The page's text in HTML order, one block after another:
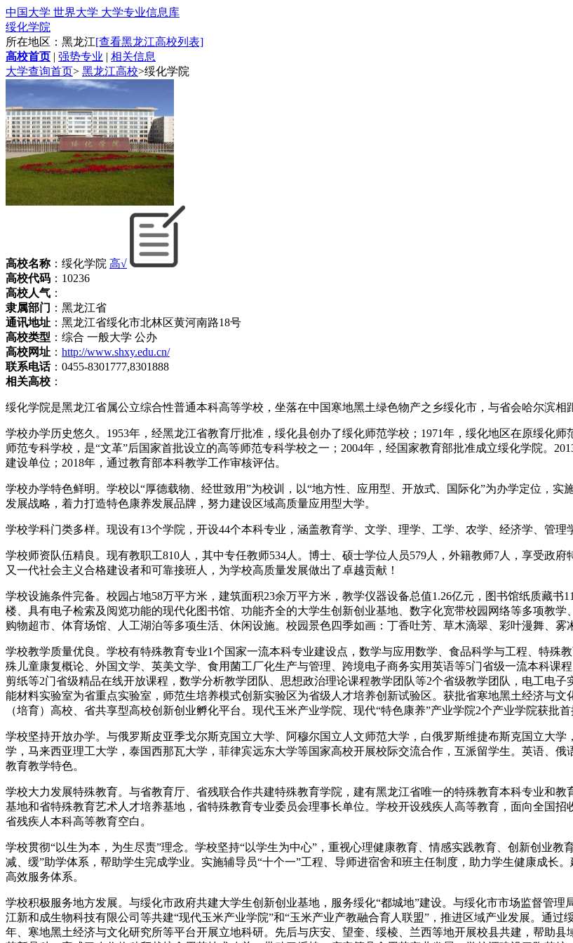
中国大学 世界大学 大学专业信息库
绥化学院
所在地区：黑龙江[查看黑龙江高校列表]
高校首页 | 强势专业 | 相关信息
大学查询首页> 黑龙江高校>绥化学院
高校名称：绥化学院 高√
高校代码 ：10236
高校人气 ：
隶属部门 ：黑龙江省
通讯地址 ：黑龙江省绥化市北林区黄河南路18号
高校类型 ：综合 一般大学 公办
高校网址 ： http://www.shxy.edu.cn/
联系电话：0455-8301777,8301888
相关高校 ：
绥化学院是黑龙江省属公立综合性普通本科高等学校，坐落在中国寒地黑土绿色物产之乡绥化市，与省会哈尔滨相
学校办学历史悠久。1953年，经黑龙江省教育厅批准，绥化县创办了绥化师范学校；1971年，绥化地区在原绥化
师范专科学校，是“文革”后国家首批设立的高等师范专科学校之一；2004年，经国家教育部批准成立绥化学院。
建设单位；2018年，通过教育部本科教学工作审核评估。
学校办学特色鲜明。学校以“厚德载物、经世致用”为校训，以“地方性、应用型、开放式、国际化”为办学定位，
发展战略，着力打造特色康养发展品牌，努力建设区域高质量应用型大学。
学校学科门类多样。现设有13个学院，开设44个本科专业，涵盖教育学、文学、理学、工学、农学、经济学、管理
学校师资队伍精良。现有教职工810人，其中专任教师534人。博士、硕士学位人员579人，外籍教师7人，享受政
又一代社会主义合格建设者和可靠接班人，为学校高质量发展做出了卓越贡献！
学校设施条件完备。校园占地58万平方米，建筑面积23余万平方米，教学仪器设备总值1.26亿元，图书馆纸质藏
楼、具有电子检索及阅览功能的现代化图书馆、功能齐全的大学生创新创业基地、数字化宽带校园网络等多项教
购物超市、体育场馆、人工湖泊等多项生活、休闲设施。校园景色四季如画：丁香吐芳、草木滴翠、彩叶漫舞、雾
学校教学质量优良。学校有特殊教育专业1个国家一流本科专业建设点，数学与应用数学、食品科学与工程、特殊
殊儿童康复概论、外国文学、英美文学、食用菌工厂化生产与管理、跨境电子商务实用英语等5门省级一流本科课
剪纸等2门省级精品在线开放课程，数学分析教学团队、思想政治理论课程教学团队等2个省级教学团队，电工电
能材料实验室为省重点实验室，师范生培养模式创新实验区为省级人才培养创新试验区。获批省寒地黑土经济与
（培育）高校、省共享型高校创新创业孵化平台。现代玉米产业学院、现代“特色康养”产业学院2个产业学院获批
学校坚持开放办学。与俄罗斯皮亚季戈尔斯克国立大学、阿穆尔国立人文师范大学，白俄罗斯维捷布斯克国立大
学，马来西亚理工大学，泰国西那瓦大学，菲律宾远东大学等国家高校开展校际交流合作，互派留学生。英语、
教育教学特色。
学校大力发展特殊教育。与省教育厅、省残联合作共建特殊教育学院，建有黑龙江省唯一的特殊教育本科专业和
基地和省特殊教育艺术人才培养基地，省特殊教育专业委员会理事长单位。学校开设残疾人高等教育，面向全国
省残疾人本科高等教育空白。
学校贯彻“以生为本，为生尽责”理念。学校坚持“以学生为中心”，重视心理健康教育、情感实践教育、创新创业教
减、缓”助学体系，帮助学生完成学业。实施辅导员“十个一”工程、导师进宿舍和班主任制度，助力学生健康成长
高效服务体系。
学校积极服务地方发展。与绥化市政府共建大学生创新创业基地，服务绥化“都城地”建设。与绥化市市场监督管
江新和成生物科技有限公司等共建“现代玉米产业学院”和“玉米产业产教融合育人联盟”，推进区域产业发展。通
年、寒地黑土经济与文化研究所等平台开展立地科研。先后与庆安、望奎、绥棱、兰西等地开展校县共建，帮助